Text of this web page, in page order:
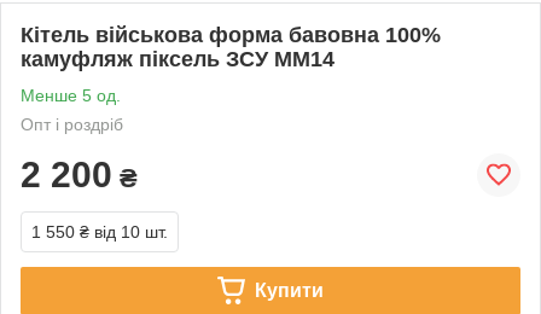
Кітель військова форма бавовна 100%
камуфляж піксель ЗСУ МM14
Менше 5 од.
Опт і роздріб
2 200 ₴
1 550 ₴ від 10 шт.
Купити